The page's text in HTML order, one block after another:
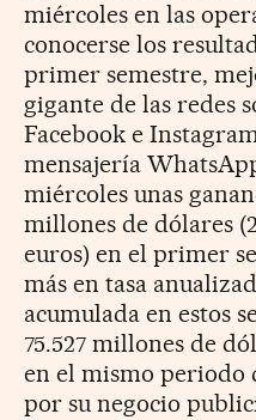
miércoles en las
conocerse los
primer semestre,
gigante de las redes
Facebook e
mensajería
miércoles unas
millones de dólares
euros) en el primer
más en tasa
acumulada en estos
75.527 millones de
en el mismo periodo
por su negocio